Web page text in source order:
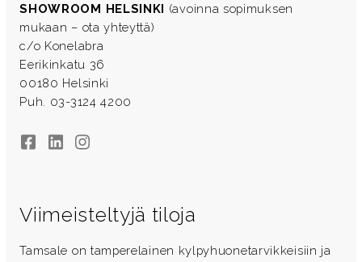
SHOWROOM HELSINKI (avoinna sopimuksen
mukaan – ota yhteyttä)
c/o Konelabra
Eerikinkatu 36
00180 Helsinki
Puh. 03-3124 4200
FacebookLinkedInInstagram
Viimeisteltyjä tiloja
Tamsale on tamperelainen kylpyhuonetarvikkeisiin ja